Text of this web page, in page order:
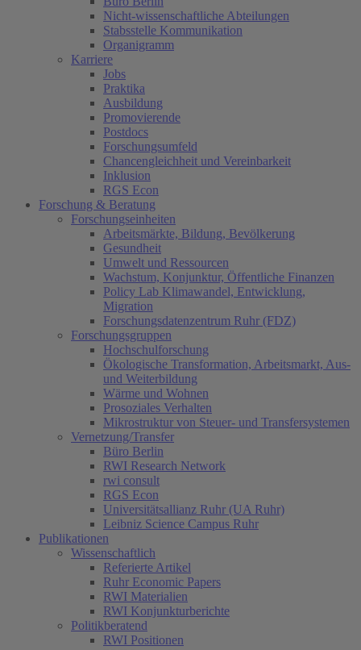
Nicht-wissenschaftliche Abteilungen
Stabsstelle Kommunikation
Organigramm
Karriere
Jobs
Praktika
Ausbildung
Promovierende
Postdocs
Forschungsumfeld
Chancengleichheit und Vereinbarkeit
Inklusion
RGS Econ
Forschung & Beratung
Forschungseinheiten
Arbeitsmärkte, Bildung, Bevölkerung
Gesundheit
Umwelt und Ressourcen
Wachstum, Konjunktur, Öffentliche Finanzen
Policy Lab Klimawandel, Entwicklung,
Migration
Forschungsdatenzentrum Ruhr (FDZ)(current)
Forschungsgruppen
Hochschulforschung
Ökologische Transformation, Arbeitsmarkt, Aus-
und Weiterbildung
Wärme und Wohnen
Prosoziales Verhalten
Mikrostruktur von Steuer- und Transfersystemen
Vernetzung/Transfer
Büro Berlin
RWI Research Network
rwi consult
RGS Econ
Universitätsallianz Ruhr (UA Ruhr)
Leibniz Science Campus Ruhr
Publikationen
Wissenschaftlich
Referierte Artikel
Ruhr Economic Papers
RWI Materialien
RWI Konjunkturberichte
Politikberatend
RWI Positionen